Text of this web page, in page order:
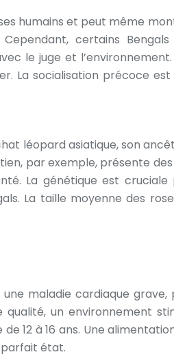
humains et peut même
certains
le juge et
La socialisation précoce
léopard asiatique, son
par exemple, présente
La génétique est
La taille moyenne des
maladie cardiaque
un environnement
12 à 16 ans. Une
état.